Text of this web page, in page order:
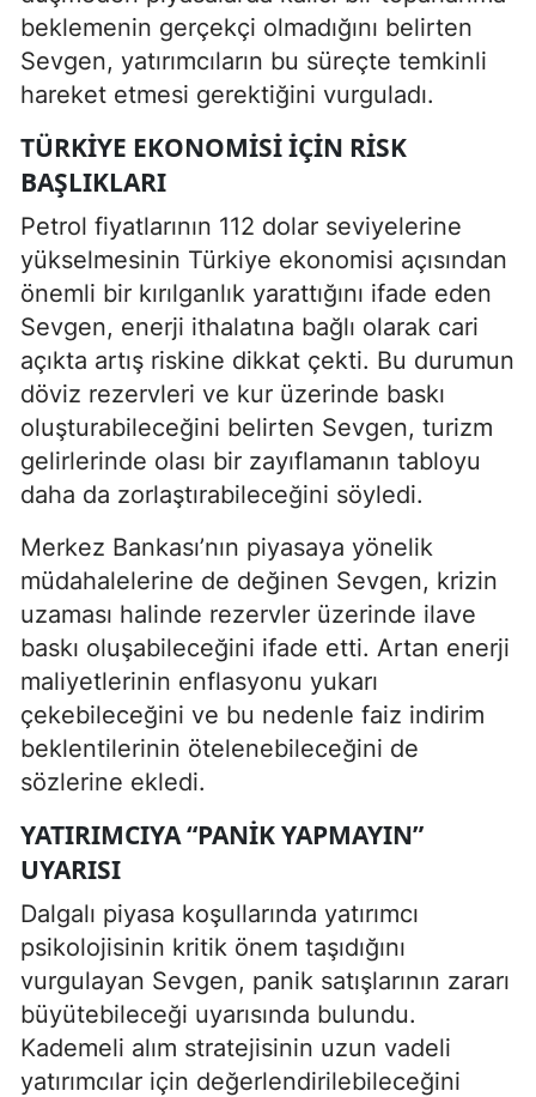
beklemenin gerçekçi olmadığını belirten
Sevgen, yatırımcıların bu süreçte temkinli
hareket etmesi gerektiğini vurguladı.
TÜRKIYE EKONOMISI IÇIN RISK
BAŞLIKLARI
Petrol fiyatlarının 112 dolar seviyelerine
yükselmesinin Türkiye ekonomisi açısından
önemli bir kırılganlık yarattığını ifade eden
Sevgen, enerji ithalatına bağlı olarak cari
açıkta artış riskine dikkat çekti. Bu durumun
döviz rezervleri ve kur üzerinde baskı
oluşturabileceğini belirten Sevgen, turizm
gelirlerinde olası bir zayıflamanın tabloyu
daha da zorlaştırabileceğini söyledi.
Merkez Bankası’nın piyasaya yönelik
müdahalelerine de değinen Sevgen, krizin
uzaması halinde rezervler üzerinde ilave
baskı oluşabileceğini ifade etti. Artan enerji
maliyetlerinin enflasyonu yukarı
çekebileceğini ve bu nedenle faiz indirim
beklentilerinin ötelenebileceğini de
sözlerine ekledi.
YATIRIMCIYA “PANIK YAPMAYIN”
UYARISI
Dalgalı piyasa koşullarında yatırımcı
psikolojisinin kritik önem taşıdığını
vurgulayan Sevgen, panik satışlarının zararı
büyütebileceği uyarısında bulundu.
Kademeli alım stratejisinin uzun vadeli
yatırımcılar için değerlendirilebileceğini